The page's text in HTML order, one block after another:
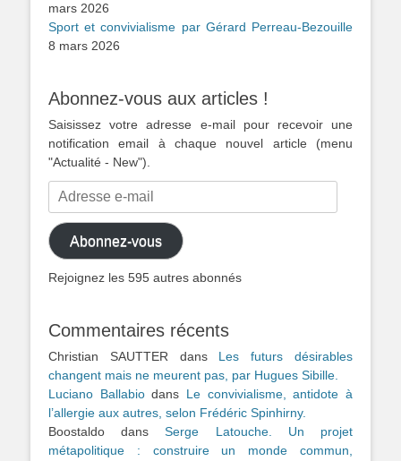
mars 2026
Sport et convivialisme par Gérard Perreau-Bezouille
8 mars 2026
Abonnez-vous aux articles !
Saisissez votre adresse e-mail pour recevoir une
notification email à chaque nouvel article (menu
"Actualité - New").
Adresse
e-
mail
Abonnez-vous
Rejoignez les 595 autres abonnés
Commentaires récents
Christian SAUTTERdans Les futurs désirables
changent mais ne meurent pas, par Hugues Sibille.
Luciano Ballabiodans Le convivialisme, antidote à
l’allergie aux autres, selon Frédéric Spinhirny.
Boostaldo dansSerge Latouche. Un projet
métapolitique : construire un monde commun,